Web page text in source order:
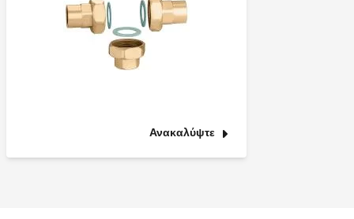
Ανακαλύψτε